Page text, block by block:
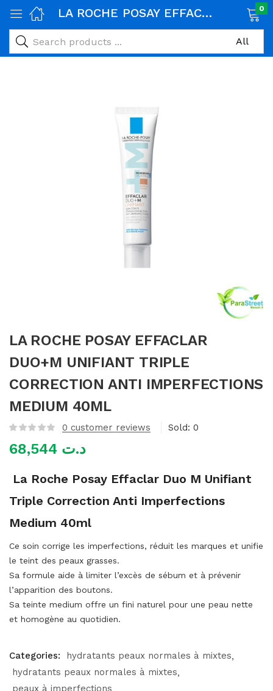
alimentaires)
LA ROCHE POSAY EFFACLAR DUO+M UNIFIANT TRIPLE CORRECTION ANTI IMPERFECTIONS MEDIUM 40ML 0
LA ROCHE POSAY EFFACLAR
DUO+M UNIFIANT TRIPLE
CORRECTION ANTI IMPERFECTIONS
MEDIUM 40ML
0 customer reviews Sold: 0
د.ت
La Roche Posay Effaclar Duo M Unifiant
Triple Correction Anti Imperfections
Medium 40ml
Ce soin corrige les imperfections, réduit les marques et unifie
le teint des peaux grasses.
Sa formule aide à limiter l’excès de sébum et à prévenir
l’apparition des boutons.
Sa teinte medium offre un fini naturel pour une peau nette
et homogène au quotidien.
Categories:
hydratants peaux normales à mixtes
hydratants peaux normales à mixtes
peaux à imperfections